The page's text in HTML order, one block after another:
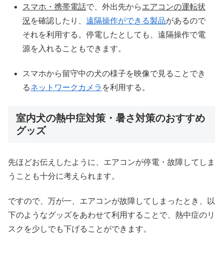
スマホ・携帯電話で、外出先からエアコンの運転状
況を確認したり、遠隔操作ができる製品があるので
それを利用する。停電したとしても、遠隔操作で電
源を入れることもできます。
スマホから留守中の犬の様子を映像で見ることでき
るネットワークカメラ を利用する。
室内犬の熱中症対策・暑さ対策のおすすめ
グッズ
先ほどお伝えしたように、エアコンが停電・故障してしま
うことも十分に考えられます。
ですので、万が一、エアコンが故障してしまったとき、以
下のようなグッズをあわせて利用することで、熱中症のリ
スクを少しでも下げることができます。